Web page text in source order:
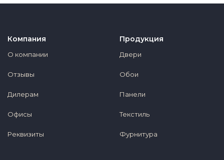
Компания
О компании
Отзывы
Дилерам
Офисы
Реквизиты
Продукция
Двери
Обои
Панели
Текстиль
Фурнитура